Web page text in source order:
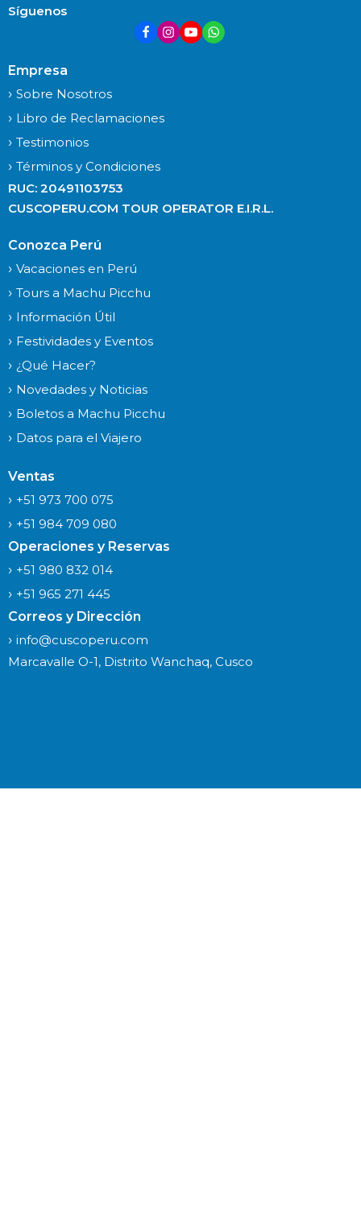
Síguenos
Empresa
Sobre Nosotros
Libro de Reclamaciones
Testimonios
Términos y Condiciones
RUC: 20491103753
CUSCOPERU.COM TOUR OPERATOR E.I.R.L.
Conozca Perú
Vacaciones en Perú
Tours a Machu Picchu
Información Útil
Festividades y Eventos
¿Qué Hacer?
Novedades y Noticias
Boletos a Machu Picchu
Datos para el Viajero
Ventas
+51 973 700 075
+51 984 709 080
Operaciones y Reservas
+51 980 832 014
+51 965 271 445
Correos y Dirección
info@cuscoperu.com
Marcavalle O-1, Distrito Wanchaq, Cusco